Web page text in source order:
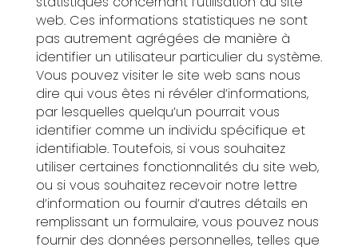
web. Ces informations statistiques ne sont
pas autrement agrégées de manière à
identifier un utilisateur particulier du système.
Vous pouvez visiter le site web sans nous
dire qui vous êtes ni révéler d’informations,
par lesquelles quelqu’un pourrait vous
identifier comme un individu spécifique et
identifiable. Toutefois, si vous souhaitez
utiliser certaines fonctionnalités du site web,
ou si vous souhaitez recevoir notre lettre
d’information ou fournir d’autres détails en
remplissant un formulaire, vous pouvez nous
fournir des données personnelles, telles que